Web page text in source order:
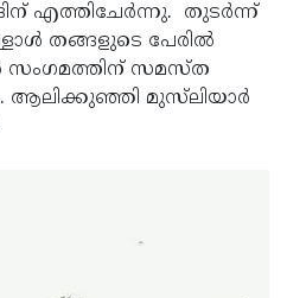
എത്തിചേര്‍ന്നു. തുടര്‍ന്ന്
തങ്ങളുടെ പേരില്‍
സമസ്ത
ആലിക്കുഞ്ഞി മുസ്‌ലിയാര്‍